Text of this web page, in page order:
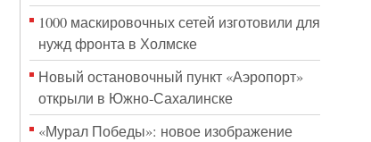
1000 маскировочных сетей изготовили для
нужд фронта в Холмске
Новый остановочный пункт «Аэропорт»
открыли в Южно-Сахалинске
«Мурал Победы»: новое изображение